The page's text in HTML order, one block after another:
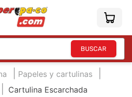
Papeles y cartulinas
Cartulina Escarchada